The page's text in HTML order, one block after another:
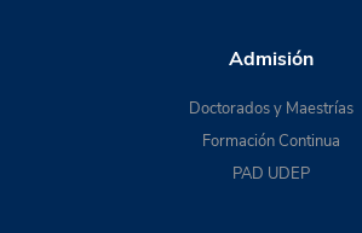
Admisión
Doctorados y Maestrías
Formación Continua
PAD UDEP